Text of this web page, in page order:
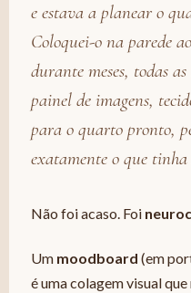
e estava a planear o
Coloquei-o na parede
durante meses, todas
painel de imagens,
para o quarto pronto,
exatamente o que tinha
Não foi acaso. Foi
Um moodboard (em
é uma colagem visual